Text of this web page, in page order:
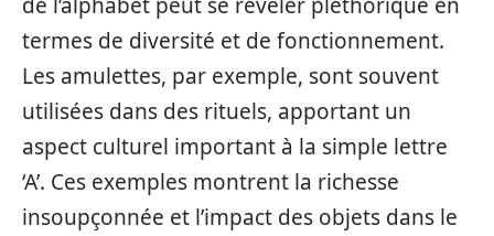
termes de diversité et de fonctionnement.
Les amulettes, par exemple, sont souvent
utilisées dans des rituels, apportant un
aspect culturel important à la simple lettre
‘A’. Ces exemples montrent la richesse
insoupçonnée et l’impact des objets dans le